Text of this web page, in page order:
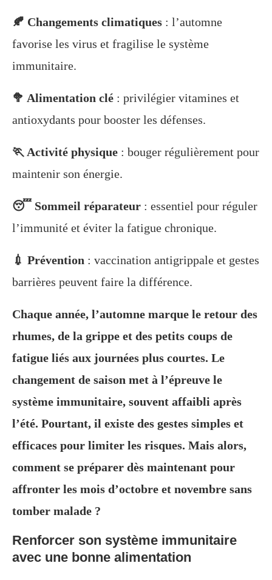
🍂 Changements climatiques : l’automne
favorise les virus et fragilise le système
immunitaire.
🥦 Alimentation clé : privilégier vitamines et
antioxydants pour booster les défenses.
🏃 Activité physique : bouger régulièrement pour
maintenir son énergie.
😴 Sommeil réparateur : essentiel pour réguler
l’immunité et éviter la fatigue chronique.
💉 Prévention : vaccination antigrippale et gestes
barrières peuvent faire la différence.
Chaque année, l’automne marque le retour des
rhumes, de la grippe et des petits coups de
fatigue liés aux journées plus courtes. Le
changement de saison met à l’épreuve le
système immunitaire, souvent affaibli après
l’été. Pourtant, il existe des gestes simples et
efficaces pour limiter les risques. Mais alors,
comment se préparer dès maintenant pour
affronter les mois d’octobre et novembre sans
tomber malade ?
Renforcer son système immunitaire
avec une bonne alimentation